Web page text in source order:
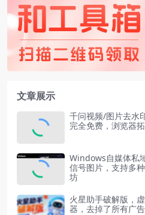
文章展示
千问视频/图片去水
完全免费，浏览器
Windows自媒体私
信号图片，支持多
坊
火星助手破解版，
器，去掉了所有广